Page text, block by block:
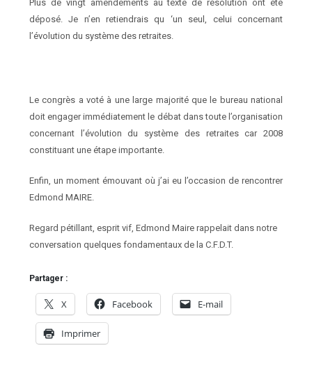
Plus de vingt amendements au texte de résolution ont été
déposé. Je n’en retiendrais qu ‘un seul, celui concernant
l’évolution du système des retraites.
Le congrès a voté à une large majorité que le bureau national
doit engager immédiatement le débat dans toute l’organisation
concernant l’évolution du système des retraites car 2008
constituant une étape importante.
Enfin, un moment émouvant où j’ai eu l’occasion de rencontrer
Edmond MAIRE.
Regard pétillant, esprit vif, Edmond Maire rappelait dans notre
conversation quelques fondamentaux de la C.F.D.T.
Partager :
X Facebook E-mail
Imprimer